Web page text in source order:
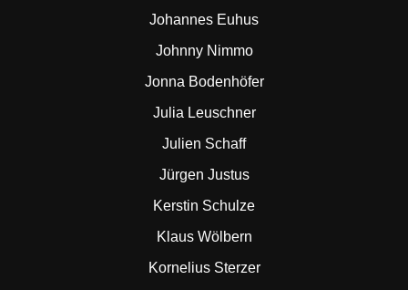
Johannes Euhus
Johnny Nimmo
Jonna Bodenhöfer
Julia Leuschner
Julien Schaff
Jürgen Justus
Kerstin Schulze
Klaus Wölbern
Kornelius Sterzer